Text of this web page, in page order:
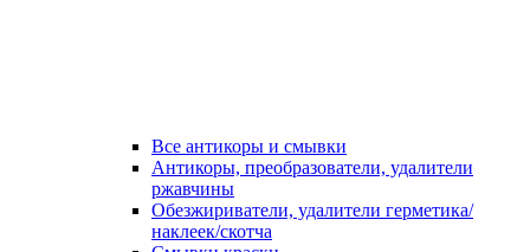
Все антикоры и смывки
Антикоры, преобразователи, удалители
ржавчины
Обезжириватели, удалители герметика/
наклеек/скотча